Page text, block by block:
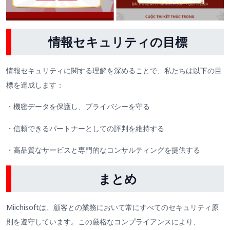
情報セキュリティの目標
情報セキュリティに関する理解を深めることで、私たちは以下の目
標を達成します：
・機密データを保護し、プライバシーを守る
・信頼できるパートナーとしての評判を維持する
・高品質なサービスと専門的なコンサルティングを提供する
まとめ
Miichisoftは、顧客との業務において常にすべてのセキュリティ原
則を遵守しています。この厳格なコンプライアンスにより、